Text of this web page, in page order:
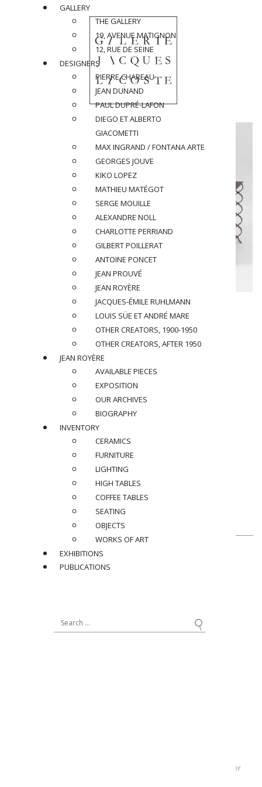
JEAN ROYÈRE (1902-1981)
Sofa, circa 1950
« Ruban » sofa
Metal, brass and velvet
Bought to the family of the first owner, M. Baggio
Notre site est constamment mis à jour, n'hésitez pas à le consulter
GALLERY
THE GALLERY
19, AVENUE MATIGNON
12, RUE DE SEINE
DESIGNERS
PIERRE CHAREAU
JEAN DUNAND
PAUL DUPRÉ-LAFON
DIEGO ET ALBERTO
GIACOMETTI
MAX INGRAND / FONTANA ARTE
GEORGES JOUVE
KIKO LOPEZ
MATHIEU MATÉGOT
SERGE MOUILLE
ALEXANDRE NOLL
CHARLOTTE PERRIAND
GILBERT POILLERAT
ANTOINE PONCET
JEAN PROUVÉ
JEAN ROYÈRE
JACQUES-ÉMILE RUHLMANN
LOUIS SÜE ET ANDRÉ MARE
OTHER CREATORS, 1900-1950
OTHER CREATORS, AFTER 1950
JEAN ROYÈRE
AVAILABLE PIECES
EXPOSITION
OUR ARCHIVES
BIOGRAPHY
INVENTORY
CERAMICS
FURNITURE
LIGHTING
HIGH TABLES
COFFEE TABLES
SEATING
OBJECTS
WORKS OF ART
EXHIBITIONS
PUBLICATIONS